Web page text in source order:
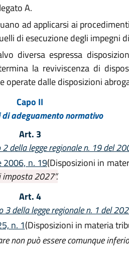
A.
ad applicarsi ai
di esecuzione degli impegni
diversa espressa
la reviviscenza di
dalle disposizioni
Capo II
di adeguamento normativo
Art. 3
della legge regionale n. 19 del
2006, n. 19(Disposizioni in
imposta 2027”.
Art. 4
3 della legge regionale n. 1 del
n. 1(Disposizioni in materia
può essere comunque